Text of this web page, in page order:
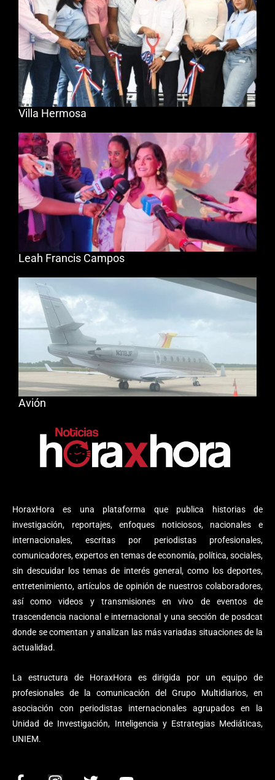
HoraxHora es una plataforma que publica historias de
investigación, reportajes, enfoques noticiosos, nacionales e
internacionales, escritas por periodistas profesionales,
comunicadores, expertos en temas de economía, política, sociales,
sin descuidar los temas de interés general, como los deportes,
entretenimiento, artículos de opinión de nuestros colaboradores,
así como videos y transmisiones en vivo de eventos de
trascendencia nacional e internacional y una sección de posdcat
donde se comentan y analizan las más variadas situaciones de la
actualidad.
La estructura de HoraxHora es dirigida por un equipo de
profesionales de la comunicación del Grupo Multidiarios, en
asociación con periodistas internacionales agrupados en la
Unidad de Investigación, Inteligencia y Estrategias Mediáticas,
UNIEM.
Villa Hermosa
Leah Francis Campos
Avión